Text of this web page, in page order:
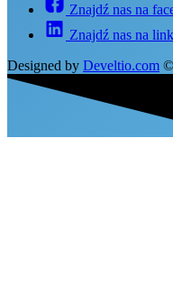
Znajdź nas na
Znajdź nas na
Designed by Develtio.com ©